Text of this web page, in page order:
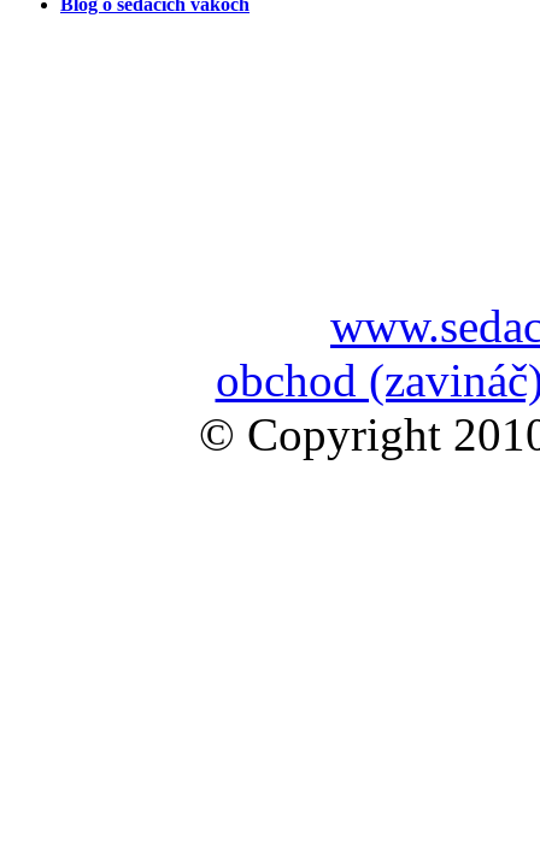
Blog o sedacích vakoch
obchod
© Copyright